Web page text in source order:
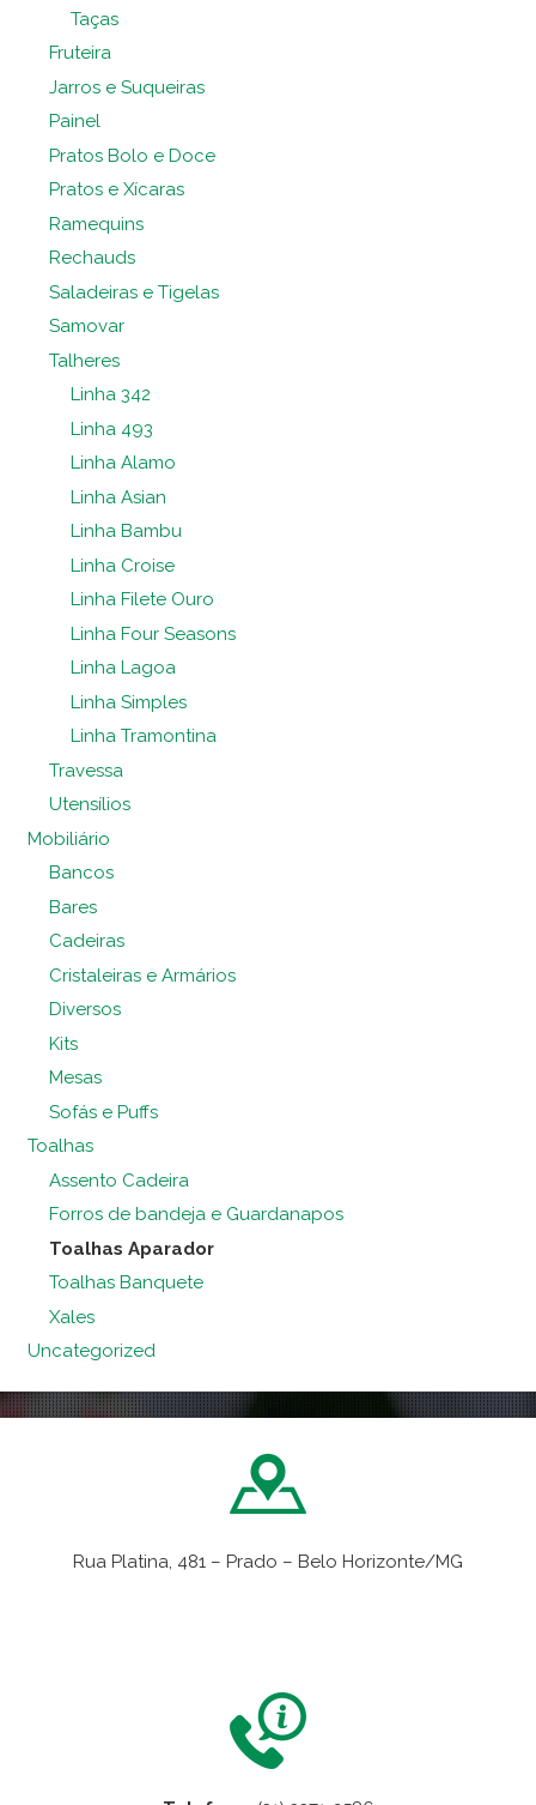
Taças
Fruteira
Jarros e Suqueiras
Painel
Pratos Bolo e Doce
Pratos e Xícaras
Ramequins
Rechauds
Saladeiras e Tigelas
Samovar
Talheres
Linha 342
Linha 493
Linha Alamo
Linha Asian
Linha Bambu
Linha Croise
Linha Filete Ouro
Linha Four Seasons
Linha Lagoa
Linha Simples
Linha Tramontina
Travessa
Utensílios
Mobiliário
Bancos
Bares
Cadeiras
Cristaleiras e Armários
Diversos
Kits
Mesas
Sofás e Puffs
Toalhas
Assento Cadeira
Forros de bandeja e Guardanapos
Toalhas Aparador
Toalhas Banquete
Xales
Uncategorized
Rua Platina, 481 – Prado – Belo Horizonte/MG